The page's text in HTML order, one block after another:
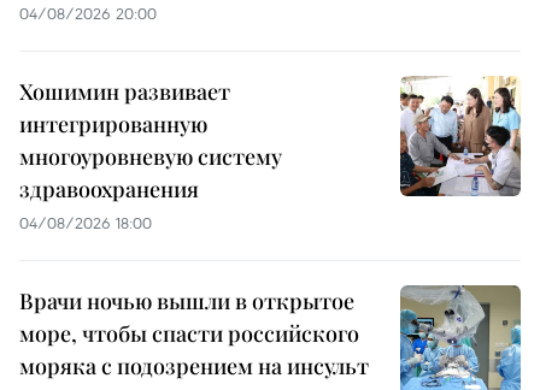
04/08/2026 20:00
Хошимин развивает
интегрированную
многоуровневую систему
здравоохранения
04/08/2026 18:00
Врачи ночью вышли в открытое
море, чтобы спасти российского
моряка с подозрением на инсульт